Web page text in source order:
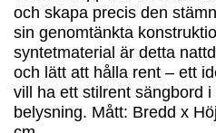
och skapa precis den
sin genomtänkta
syntetmaterial är detta
och lätt att hålla rent – ett
vill ha ett stilrent sängbord
belysning. Mått: Bredd x